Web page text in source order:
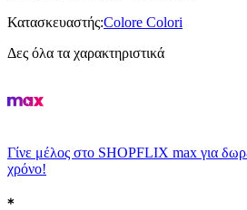
Κατασκευαστής:Colore Colori
Δες όλα τα χαρακτηριστικά
Γίνε μέλος στο SHOPFLIX max για
χρόνο!